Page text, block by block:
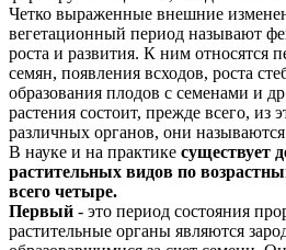
Четко выраженные внешние
вегетационный период называют
роста и развития. К ним относятся
семян, появления всходов, роста
образования плодов с семенами и
растения состоит, прежде всего, из
различных органов, они называются
В науке и на практике существует
растительных видов по
всего четыре.
Первый - это период состояния
растительные органы являются